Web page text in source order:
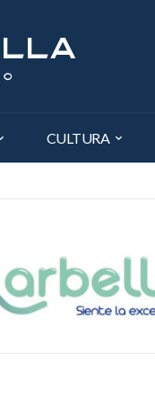
CULTURA